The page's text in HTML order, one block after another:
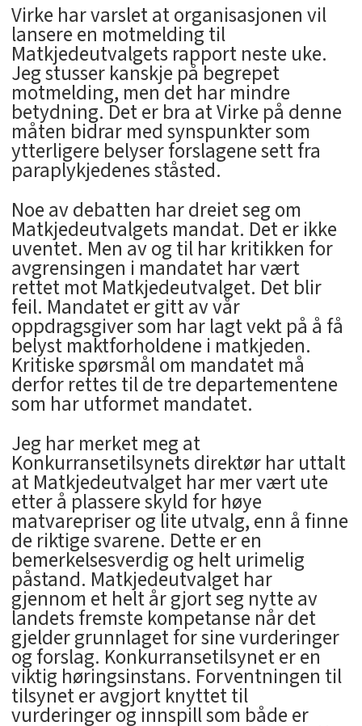
Virke har varslet at organisasjonen vil
lansere en motmelding til
Matkjedeutvalgets rapport neste uke.
Jeg stusser kanskje på begrepet
motmelding, men det har mindre
betydning. Det er bra at Virke på denne
måten bidrar med synspunkter som
ytterligere belyser forslagene sett fra
paraplykjedenes ståsted.
Noe av debatten har dreiet seg om
Matkjedeutvalgets mandat. Det er ikke
uventet. Men av og til har kritikken for
avgrensingen i mandatet har vært
rettet mot Matkjedeutvalget. Det blir
feil. Mandatet er gitt av vår
oppdragsgiver som har lagt vekt på å få
belyst maktforholdene i matkjeden.
Kritiske spørsmål om mandatet må
derfor rettes til de tre departementene
som har utformet mandatet.
Jeg har merket meg at
Konkurransetilsynets direktør har uttalt
at Matkjedeutvalget har mer vært ute
etter å plassere skyld for høye
matvarepriser og lite utvalg, enn å finne
de riktige svarene. Dette er en
bemerkelsesverdig og helt urimelig
påstand. Matkjedeutvalget har
gjennom et helt år gjort seg nytte av
landets fremste kompetanse når det
gjelder grunnlaget for sine vurderinger
og forslag. Konkurransetilsynet er en
viktig høringsinstans. Forventningen til
tilsynet er avgjort knyttet til
vurderinger og innspill som både er